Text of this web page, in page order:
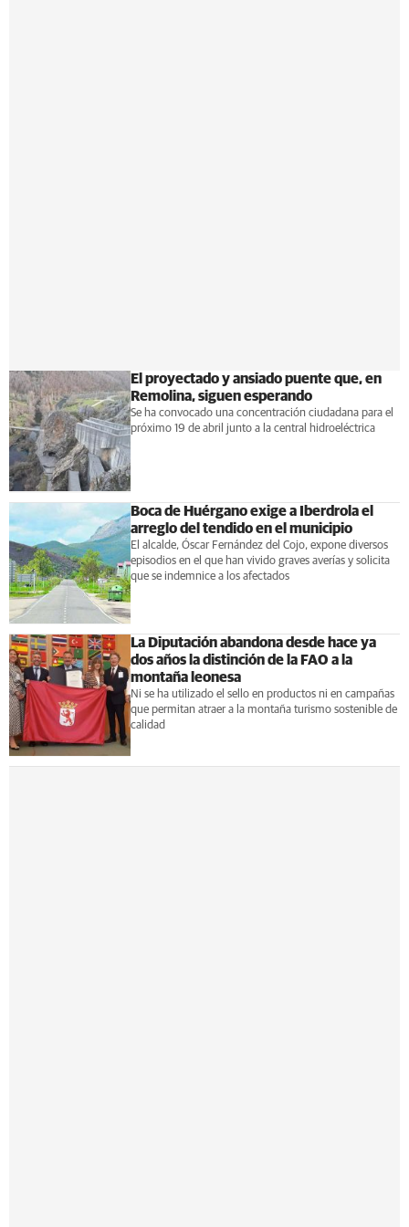
El proyectado y ansiado puente que, en
Remolina, siguen esperando
Se ha convocado una concentración ciudadana para el
próximo 19 de abril junto a la central hidroeléctrica
Boca de Huérgano exige a Iberdrola el
arreglo del tendido en el municipio
El alcalde, Óscar Fernández del Cojo, expone diversos
episodios en el que han vivido graves averías y solicita
que se indemnice a los afectados
La Diputación abandona desde hace ya
dos años la distinción de la FAO a la
montaña leonesa
Ni se ha utilizado el sello en productos ni en campañas
que permitan atraer a la montaña turismo sostenible de
calidad